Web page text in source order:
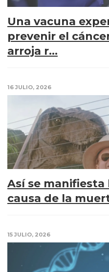
Una vacuna
prevenir el
arroja r...
16 JULIO, 2026
Así se manifiesta
causa de la
15 JULIO, 2026